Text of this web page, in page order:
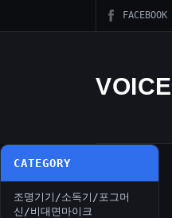
FACEBOOK
VOICE
CATEGORY
조명기기/소독기/포그머
신/비대면마이크